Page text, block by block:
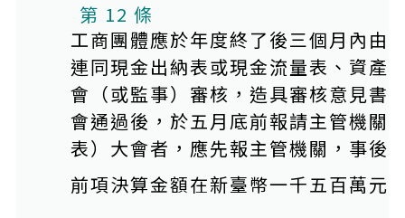
第 12 條
工商團體應於年度終了後三個月內由
連同現金出納表或現金流量表、資產
會（或監事）審核，造具審核意見書
會通過後，於五月底前報請主管機關
表）大會者，應先報主管機關，事後
前項決算金額在新臺幣一千五百萬元